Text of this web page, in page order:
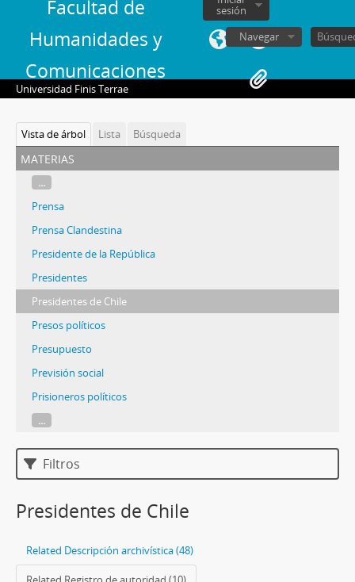
Facultad de
Humanidades y
Comunicaciones
sesión
Navegar
Universidad Finis Terrae
Vista de árbol Lista Búsqueda
materias
...
Prensa
Prensa Clandestina
Presidente de la República
Presidentes
Presidentes de Chile
Presos políticos
Presupuesto
Previsión social
Prisioneros políticos
...
Filtros
Presidentes de Chile
Related Descripción archivística (48)